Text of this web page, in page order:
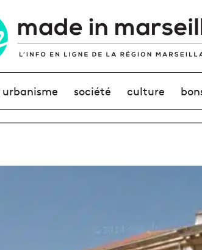
urbanisme société culture